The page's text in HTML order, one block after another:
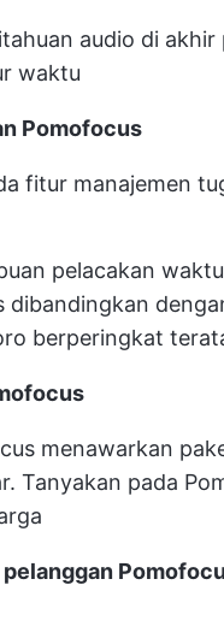
audio di akhir
waktu
Pomofocus
fitur manajemen
pelacakan
dibandingkan
berperingkat
menawarkan
Tanyakan pada
pelanggan